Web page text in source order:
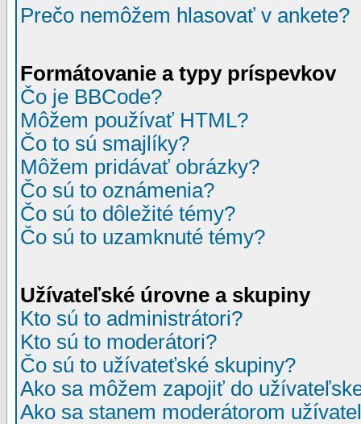
Prečo nemôžem hlasovať v ankete?
Formátovanie a typy príspevkov
Čo je BBCode?
Môžem používať HTML?
Čo to sú smajlíky?
Môžem pridávať obrázky?
Čo sú to oznámenia?
Čo sú to dôležité témy?
Čo sú to uzamknuté témy?
Užívateľské úrovne a skupiny
Kto sú to administrátori?
Kto sú to moderátori?
Čo sú to užívateťské skupiny?
Ako sa môžem zapojiť do
Ako sa stanem moderátorom